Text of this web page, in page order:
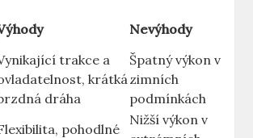
Nevýhody
trakce a
krátká
dráha
Špatný výkon v
zimních
podmínkách
pohodlné
Nižší výkon v